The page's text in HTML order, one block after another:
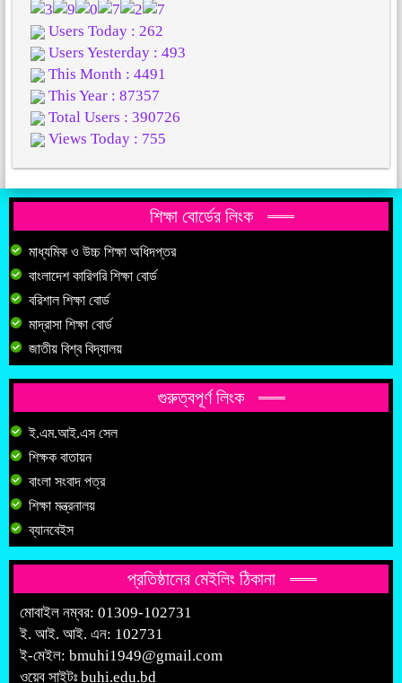
Users Today : 262
Users Yesterday : 493
This Month : 4491
This Year : 87357
Total Users : 390726
Views Today : 755
শিক্ষা বোর্ডের লিংক
মাধ্যমিক ও উচ্চ শিক্ষা অধিদপ্তর
বাংলাদেশ কারিগরি শিক্ষা বোর্ড
বরিশাল শিক্ষা বোর্ড
মাদ্রাসা শিক্ষা বোর্ড
জাতীয় বিশ্ব বিদ্যালয়
গুরুত্বপূর্ণ লিংক
ই.এম.আই.এস সেল
শিক্ষক বাতায়ন
বাংলা সংবাদ পত্র
শিক্ষা মন্ত্রনালয়
ব্যানবেইস
প্রতিষ্ঠানের মেইলিং ঠিকানা
মোবাইল নম্বর: 01309-102731
ই. আই. আই. এন: 102731
ই-মেইল: bmuhi1949@gmail.com
ওয়েব সাইটঃ buhi.edu.bd